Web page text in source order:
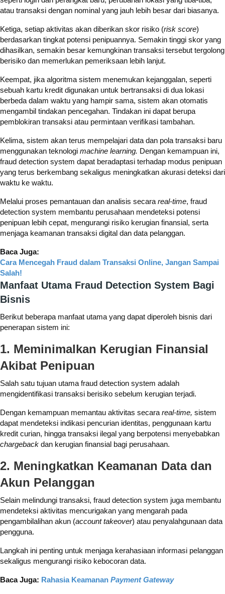
atau transaksi dengan nominal yang jauh lebih besar dari biasanya.
Ketiga, setiap aktivitas akan diberikan skor risiko (risk score)
berdasarkan tingkat potensi penipuannya. Semakin tinggi skor yang
dihasilkan, semakin besar kemungkinan transaksi tersebut tergolong
berisiko dan memerlukan pemeriksaan lebih lanjut.
Keempat, jika algoritma sistem menemukan kejanggalan, seperti
sebuah kartu kredit digunakan untuk bertransaksi di dua lokasi
berbeda dalam waktu yang hampir sama, sistem akan otomatis
mengambil tindakan pencegahan. Tindakan ini dapat berupa
pemblokiran transaksi atau permintaan verifikasi tambahan.
Kelima, sistem akan terus mempelajari data dan pola transaksi baru
menggunakan teknologi machine learning. Dengan kemampuan ini,
fraud detection system dapat beradaptasi terhadap modus penipuan
yang terus berkembang sekaligus meningkatkan akurasi deteksi dari
waktu ke waktu.
Melalui proses pemantauan dan analisis secara real-time, fraud
detection system membantu perusahaan mendeteksi potensi
penipuan lebih cepat, mengurangi risiko kerugian finansial, serta
menjaga keamanan transaksi digital dan data pelanggan.
Baca Juga:
Cara Mencegah Fraud dalam Transaksi Online, Jangan Sampai
Salah!
Manfaat Utama Fraud Detection System Bagi
Bisnis
Berikut beberapa manfaat utama yang dapat diperoleh bisnis dari
penerapan sistem ini:
1. Meminimalkan Kerugian Finansial
Akibat Penipuan
Salah satu tujuan utama fraud detection system adalah
mengidentifikasi transaksi berisiko sebelum kerugian terjadi.
Dengan kemampuan memantau aktivitas secara real-time, sistem
dapat mendeteksi indikasi pencurian identitas, penggunaan kartu
kredit curian, hingga transaksi ilegal yang berpotensi menyebabkan
chargeback dan kerugian finansial bagi perusahaan.
2. Meningkatkan Keamanan Data dan
Akun Pelanggan
Selain melindungi transaksi, fraud detection system juga membantu
mendeteksi aktivitas mencurigakan yang mengarah pada
pengambilalihan akun (account takeover) atau penyalahgunaan data
pengguna.
Langkah ini penting untuk menjaga kerahasiaan informasi pelanggan
sekaligus mengurangi risiko kebocoran data.
Baca Juga: Rahasia Keamanan Payment Gateway